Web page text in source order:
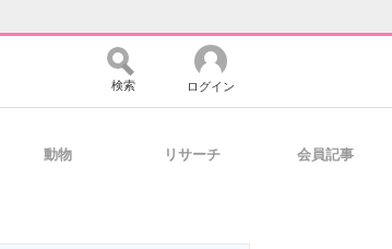
検索 ログイン
動物 リサーチ 会員記事